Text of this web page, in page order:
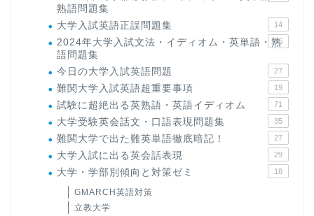
熟語問題集
大学入試英語正誤問題集 14
2024年大学入試文法・イディオム・英単語・熟
語問題集
15
今日の大学入試英語問題 27
難関大学入試英語超重要事項 19
試験に超絶出る英熟語・英語イディオム 71
大学受験英会話文・口語表現問題集 35
難関大学で出た難英単語徹底暗記！ 27
大学入試に出る英会話表現 29
大学・学部別傾向と対策ゼミ 18
GMARCH英語対策
立教大学